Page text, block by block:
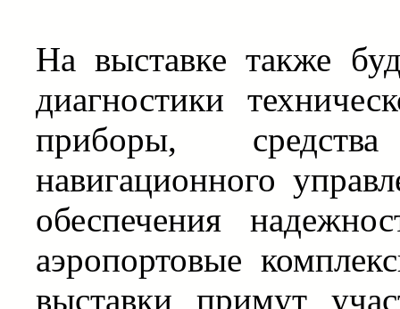
На выставке также
диагностики
приборы,
навигационного
обеспечения
аэропортовые
выставки примут